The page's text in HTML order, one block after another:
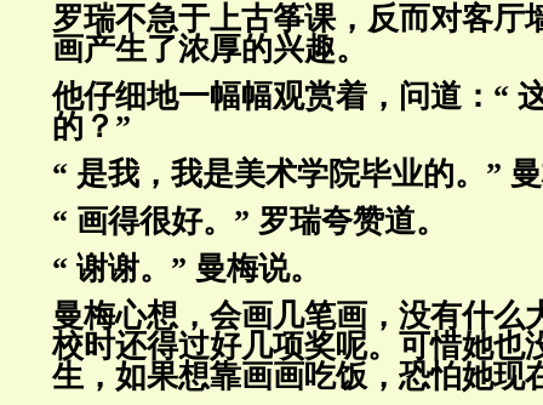
罗瑞不急于上古筝课，反而对客厅
画产生了浓厚的兴趣。
他仔细地一幅幅观赏着，问道：“
的？”
“ 是我，我是美术学院毕业的。”
“ 画得很好。” 罗瑞夸赞道。
“ 谢谢。” 曼梅说。
曼梅心想，会画几笔画，没有什么
校时还得过好几项奖呢。可惜她也
生，如果想靠画画吃饭，恐怕她现